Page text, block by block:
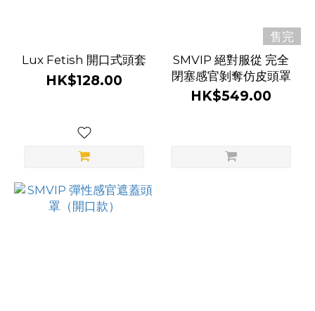
Lux Fetish 開口式頭套
HK$128.00
售完
SMVIP 絕對服從 完全
閉塞感官剝奪仿皮頭罩
HK$549.00